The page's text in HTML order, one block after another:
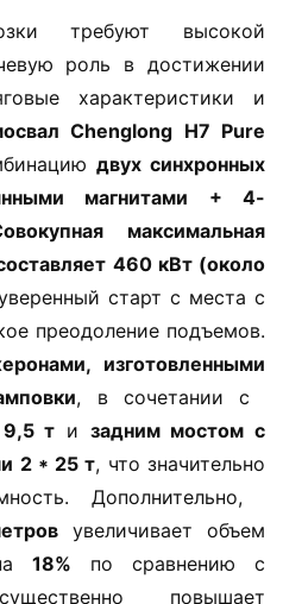
требуют высокой
роль в достижении
характеристики и
Chenglong H7 Pure
​двух синхронных
магнитами + 4-
максимальная
460 кВт (около
старт с места с
преодоление подъемов.
изготовленными
​, в сочетании с ​
т​ ​ и ​ ​задним мостом с
2 * 25 т​​, что значительно
Дополнительно,
​ увеличивает объем
​18%​ ​ по сравнению с
повышает